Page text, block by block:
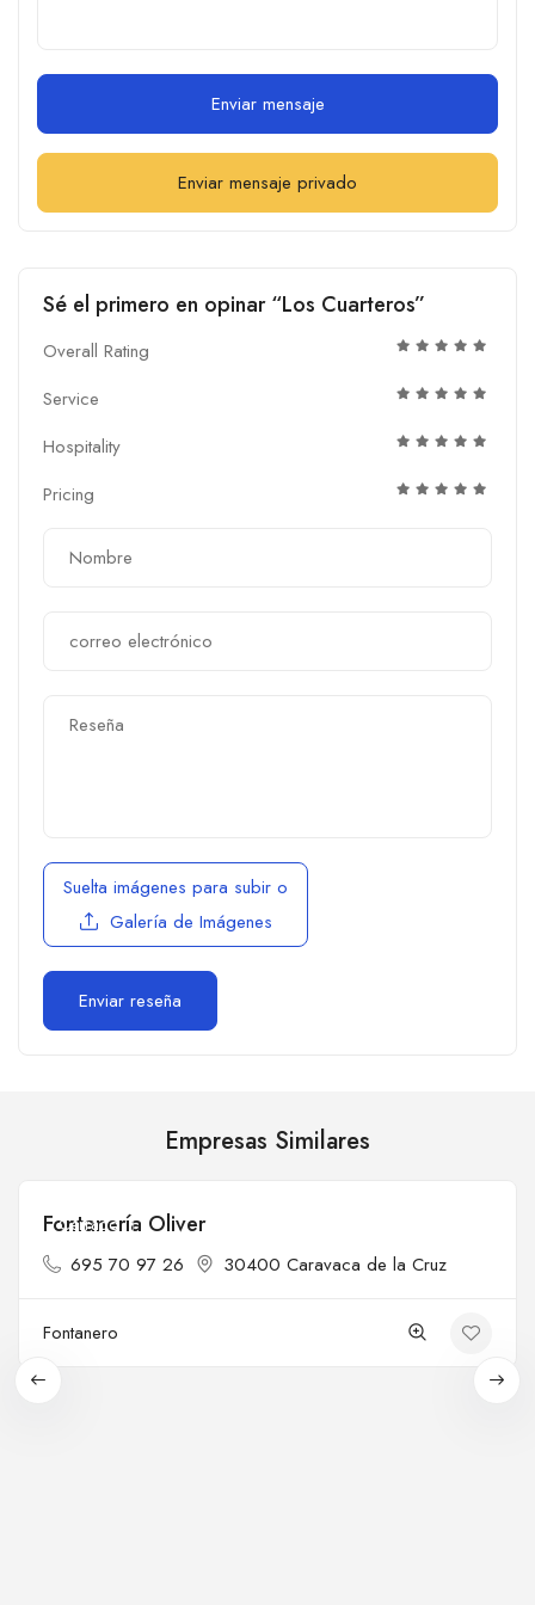
Enviar mensaje
Enviar mensaje privado
Sé el primero en opinar “Los Cuarteros”
Overall Rating
Service
Hospitality
Pricing
Suelta imágenes para subir o
Galería de Imágenes
Empresas Similares
Cerrado
Fontanería Oliver
695 70 97 26 30400 Caravaca de la Cruz
Fontanero